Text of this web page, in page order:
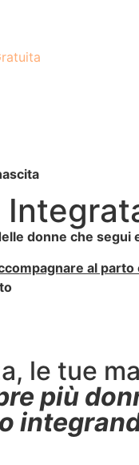
donne che
al
le tue
più